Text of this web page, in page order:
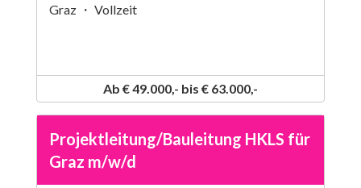
Graz ・ Vollzeit
Ab € 49.000,- bis € 63.000,-
Projektleitung/Bauleitung HKLS für
Graz m/w/d